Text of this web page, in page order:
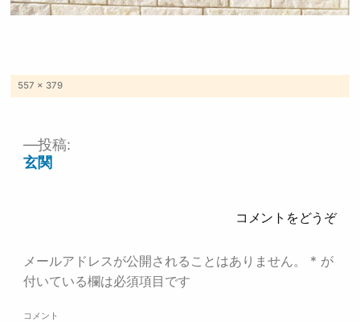
フ
557 × 379
投
投稿:
玄関
コメントをどうぞ
メールアドレスが公開されることはありません。 * が
付いている欄は必須項目です
コメント